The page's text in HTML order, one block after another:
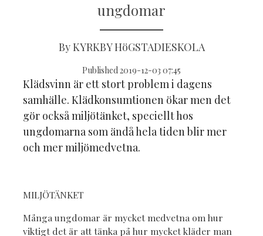
ungdomar
By KYRKBY HöGSTADIESKOLA
Published 2019-12-03 07:45
Klädsvinn är ett stort problem i dagens
samhälle. Klädkonsumtionen ökar men det
gör också miljötänket, speciellt hos
ungdomarna som ändå hela tiden blir mer
och mer miljömedvetna.
MILJÖTÄNKET
Många ungdomar är mycket medvetna om hur
viktigt det är att tänka på hur mycket kläder man